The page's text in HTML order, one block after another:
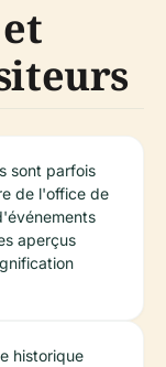
sont parfois
de l'office de
aperçus
historique